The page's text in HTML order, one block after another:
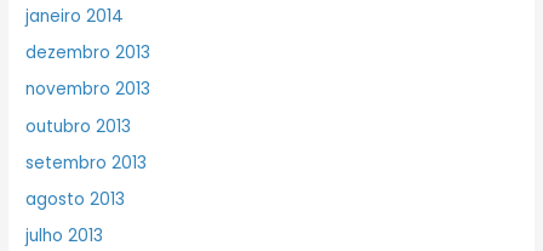
janeiro 2014
dezembro 2013
novembro 2013
outubro 2013
setembro 2013
agosto 2013
julho 2013